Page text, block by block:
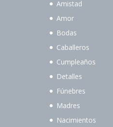
Amistad
Amor
Bodas
Caballeros
Cumpleaños
Detalles
Fúnebres
Madres
Nacimientos